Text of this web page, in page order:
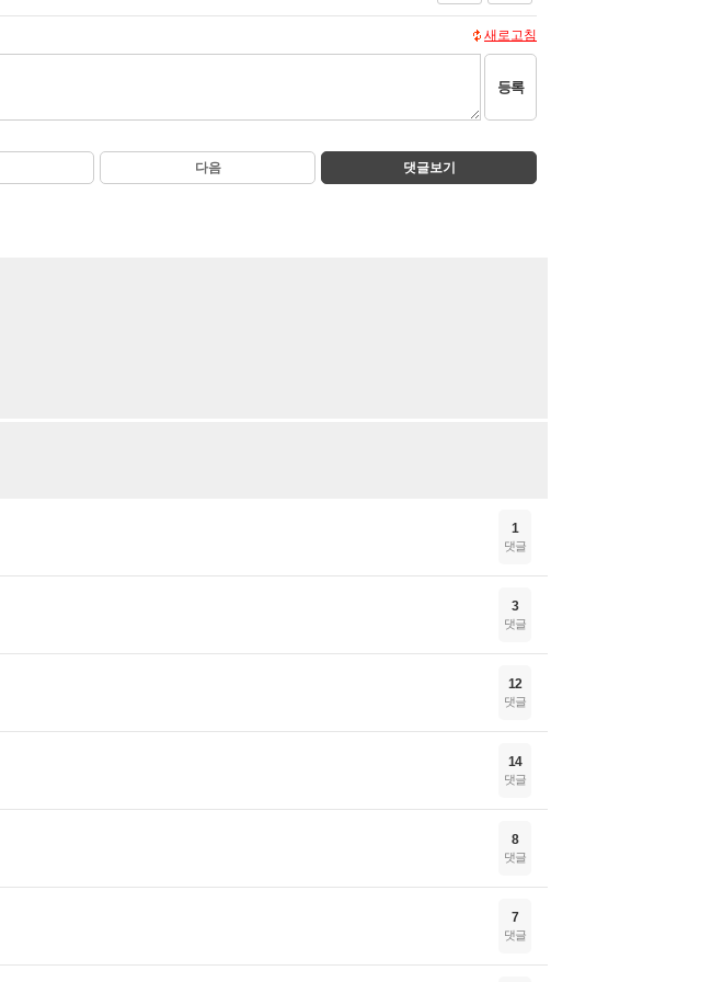
새로고침
등록
다음 댓글보기
1
댓글
3
댓글
12
댓글
14
댓글
8
댓글
7
댓글